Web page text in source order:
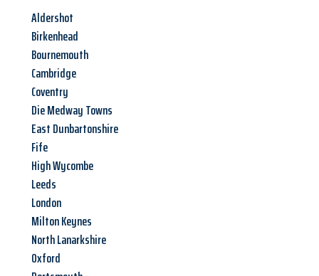
Aldershot
Birkenhead
Bournemouth
Cambridge
Coventry
Die Medway Towns
East Dunbartonshire
Fife
High Wycombe
Leeds
London
Milton Keynes
North Lanarkshire
Oxford